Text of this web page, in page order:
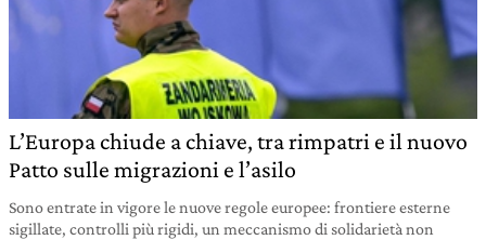
L’Europa chiude a chiave, tra rimpatri e il nuovo
Patto sulle migrazioni e l’asilo
Sono entrate in vigore le nuove regole europee: frontiere esterne
sigillate, controlli più rigidi, un meccanismo di solidarietà non